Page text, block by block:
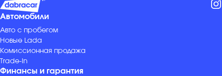
Автомобили
Авто с пробегом
Новые Lada
Комиссионная продажа
Trade-in
Финансы и гарантия